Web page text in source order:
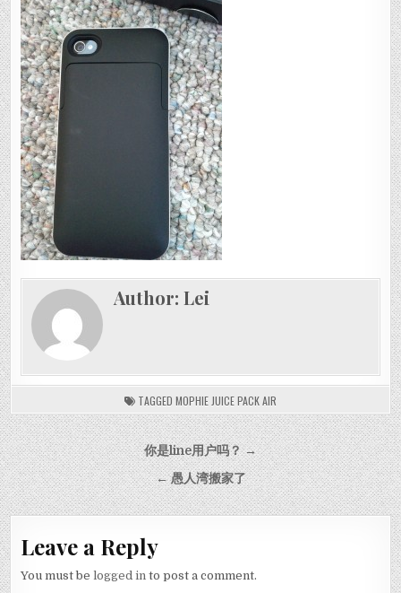
Author:Lei
TAGGED MOPHIE JUICE PACK AIR
Post navigation你是line用户吗？ →
← 愚人湾搬家了
Leave a Reply
You must belogged in to post a comment.